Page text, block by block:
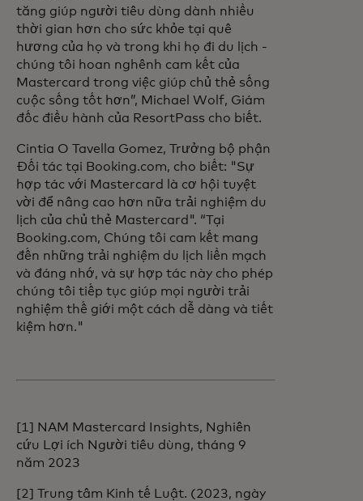
tăng giúp người tiêu dùng dành nhiều
thời gian hơn cho sức khỏe tại quê
hương của họ và trong khi họ đi du lịch -
chúng tôi hoan nghênh cam kết của
Mastercard trong việc giúp chủ thẻ sống
cuộc sống tốt hơn”, Michael Wolf, Giám
đốc điều hành của ResortPass cho biết.
Cintia O Tavella Gomez, Trưởng bộ phận
Đối tác tại Booking.com, cho biết: "Sự
hợp tác với Mastercard là cơ hội tuyệt
vời để nâng cao hơn nữa trải nghiệm du
lịch của chủ thẻ Mastercard". “Tại
Booking.com, Chúng tôi cam kết mang
đến những trải nghiệm du lịch liền mạch
và đáng nhớ, và sự hợp tác này cho phép
chúng tôi tiếp tục giúp mọi người trải
nghiệm thế giới một cách dễ dàng và tiết
kiệm hơn."
[1] NAM Mastercard Insights, Nghiên
cứu Lợi ích Người tiêu dùng, tháng 9
năm 2023
[2] Trung tâm Kinh tế Luật. (2023, ngày